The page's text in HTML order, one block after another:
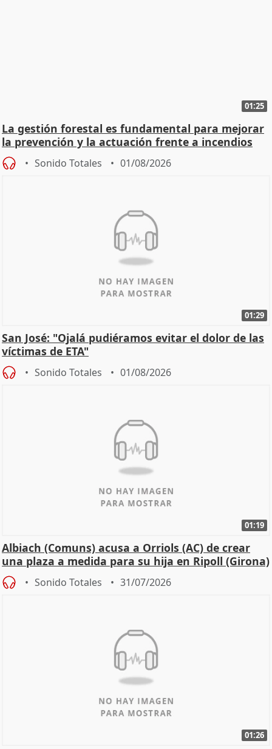
01:25
La gestión forestal es fundamental para mejorar
la prevención y la actuación frente a incendios
Sonido Totales 01/08/2026
01:29
San José: "Ojalá pudiéramos evitar el dolor de las
víctimas de ETA"
Sonido Totales 01/08/2026
01:19
Albiach (Comuns) acusa a Orriols (AC) de crear
una plaza a medida para su hija en Ripoll (Girona)
Sonido Totales 31/07/2026
01:26